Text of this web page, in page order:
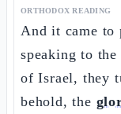
ORTHODOX READING
And it came to
speaking to
of Israel, they
behold, the